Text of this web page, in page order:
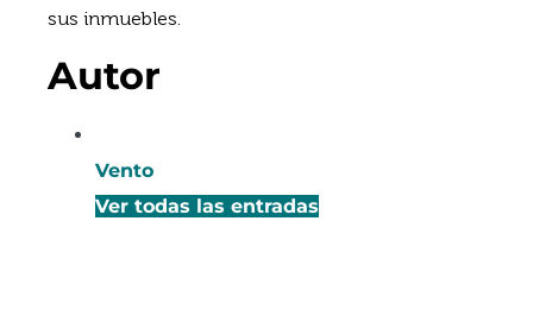
sus inmuebles.
Autor
Vento
Ver todas las entradas